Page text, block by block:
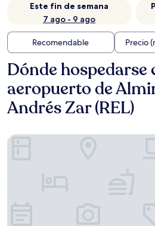
Este fin de semana
7 ago - 9 ago
Recomendable Precio
Dónde hospedarse
aeropuerto de
Andrés Zar (REL)
Hotel Libertador